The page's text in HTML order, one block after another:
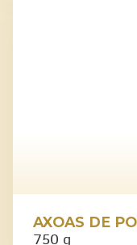
AXOAS DE
750 g